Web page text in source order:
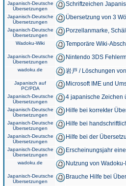
Japanisch-Deutsche
Übersetzungen
Schriftzeichen
Japanisch-Deutsche
Übersetzungen
Übersetzung von 3
Japanisch-Deutsche
Übersetzungen
Porzellanmarke,
Wadoku-Wiki Temporäre Wiki-
Japanisch-Deutsche
Übersetzungen
Nintendo 3DS
wadoku.de 岩戸 / Löschungen
Japanisch auf
PC/PDA
Microsoft IME und
Japanisch-Deutsche
Übersetzungen
4 japanische Zeichen
Japanisch-Deutsche
Übersetzungen
Hilfe bei korrekter
Japanisch-Deutsche
Übersetzungen
Hilfe bei
Japanisch-Deutsche
Übersetzungen
Hilfe bei der
Japanisch-Deutsche
Übersetzungen
Erscheinungsjahr
wadoku.de Nutzung von
Japanisch-Deutsche
Übersetzungen
Brauche Hilfe bei